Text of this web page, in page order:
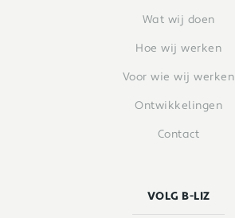
Wat wij doen
Hoe wij werken
Voor wie wij werken
Ontwikkelingen
Contact
VOLG B-LIZ